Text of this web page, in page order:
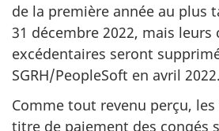
de la première année au plus
31 décembre 2022, mais leurs
excédentaires seront
SGRH/PeopleSoft en avril 2022.
Comme tout revenu perçu,
titre de paiement des congés